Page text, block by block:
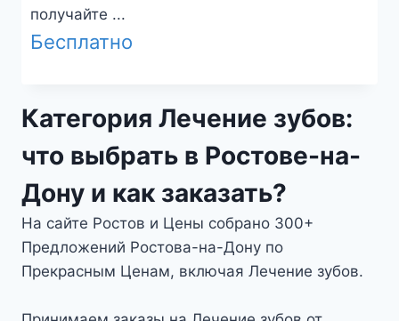
получайте ...
Бесплатно
Категория Лечение зубов:
что выбрать в Ростове-на-
Дону и как заказать?
На сайте Ростов и Цены собрано 300+
Предложений Ростова-на-Дону по
Прекрасным Ценам, включая Лечение зубов.